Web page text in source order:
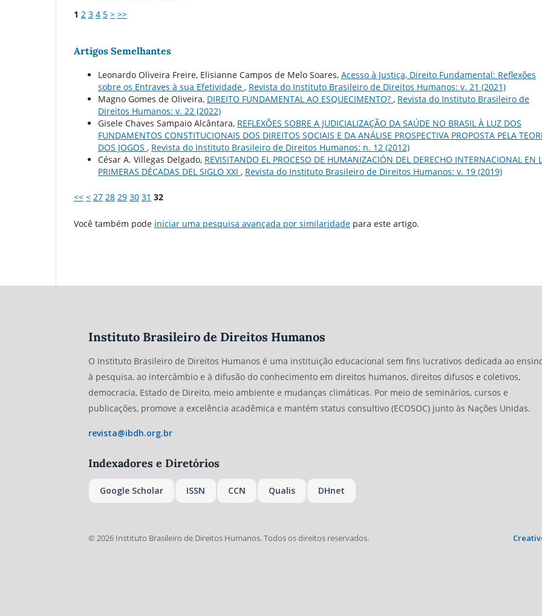
1 2 3 4 5 > >>
Artigos Semelhantes
Leonardo Oliveira Freire, Elisianne Campos de Melo Soares, Acesso à Justiça, Direito Fundamental: Reflexões
sobre os Entraves à sua Efetividade , Revista do Instituto Brasileiro de Direitos Humanos: v. 21 (2021)
Magno Gomes de Oliveira, DIREITO FUNDAMENTAL AO ESQUECIMENTO? , Revista do Instituto Brasileiro de
Direitos Humanos: v. 22 (2022)
Gisele Chaves Sampaio Alcântara, REFLEXÕES SOBRE A JUDICIALIZAÇÃO DA SAÚDE NO BRASIL À LUZ DOS
FUNDAMENTOS CONSTITUCIONAIS DOS DIREITOS SOCIAIS E DA ANÁLISE PROSPECTIVA PROPOSTA PELA
DOS JOGOS , Revista do Instituto Brasileiro de Direitos Humanos: n. 12 (2012)
César A. Villegas Delgado, REVISITANDO EL PROCESO DE HUMANIZACIÓN DEL DERECHO INTERNACIONAL EN
PRIMERAS DÉCADAS DEL SIGLO XXI , Revista do Instituto Brasileiro de Direitos Humanos: v. 19 (2019)
<< < 27 28 29 30 31 32
Você também pode iniciar uma pesquisa avançada por similaridade para este artigo.
Instituto Brasileiro de Direitos Humanos
O Instituto Brasileiro de Direitos Humanos é uma instituição educacional sem fins lucrativos dedicada ao
à pesquisa, ao intercâmbio e à difusão do conhecimento em direitos humanos, direitos difusos e coletivos,
democracia, Estado de Direito, meio ambiente e mudanças climáticas. Por meio de seminários, cursos e
publicações, promove a excelência acadêmica e mantém status consultivo (ECOSOC) junto às Nações Unidas.
revista@ibdh.org.br
Indexadores e Diretórios
Google Scholar ISSN CCN Qualis DHnet
© 2026 Instituto Brasileiro de Direitos Humanos. Todos os direitos reservados.